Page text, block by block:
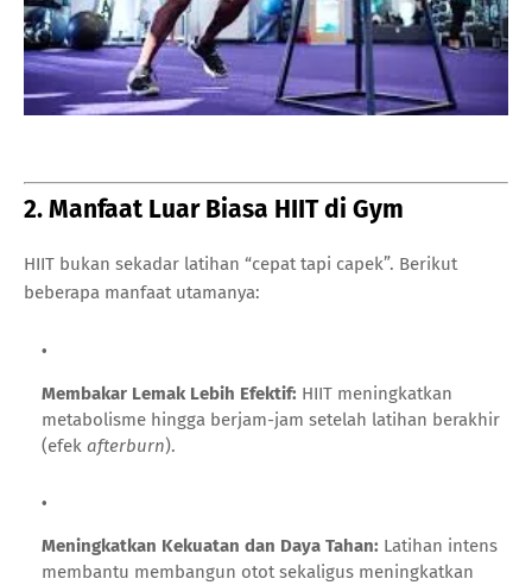
2. Manfaat Luar Biasa HIIT di Gym
HIIT bukan sekadar latihan “cepat tapi capek”. Berikut
beberapa manfaat utamanya:
Membakar Lemak Lebih Efektif: HIIT meningkatkan
metabolisme hingga berjam-jam setelah latihan berakhir
(efek afterburn).
Meningkatkan Kekuatan dan Daya Tahan: Latihan intens
membantu membangun otot sekaligus meningkatkan